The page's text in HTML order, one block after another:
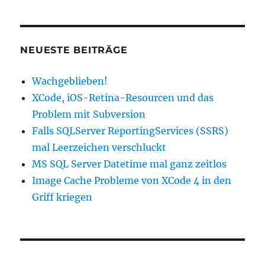
NEUESTE BEITRÄGE
Wachgeblieben!
XCode, iOS-Retina-Resourcen und das
Problem mit Subversion
Falls SQLServer ReportingServices (SSRS)
mal Leerzeichen verschluckt
MS SQL Server Datetime mal ganz zeitlos
Image Cache Probleme von XCode 4 in den
Griff kriegen